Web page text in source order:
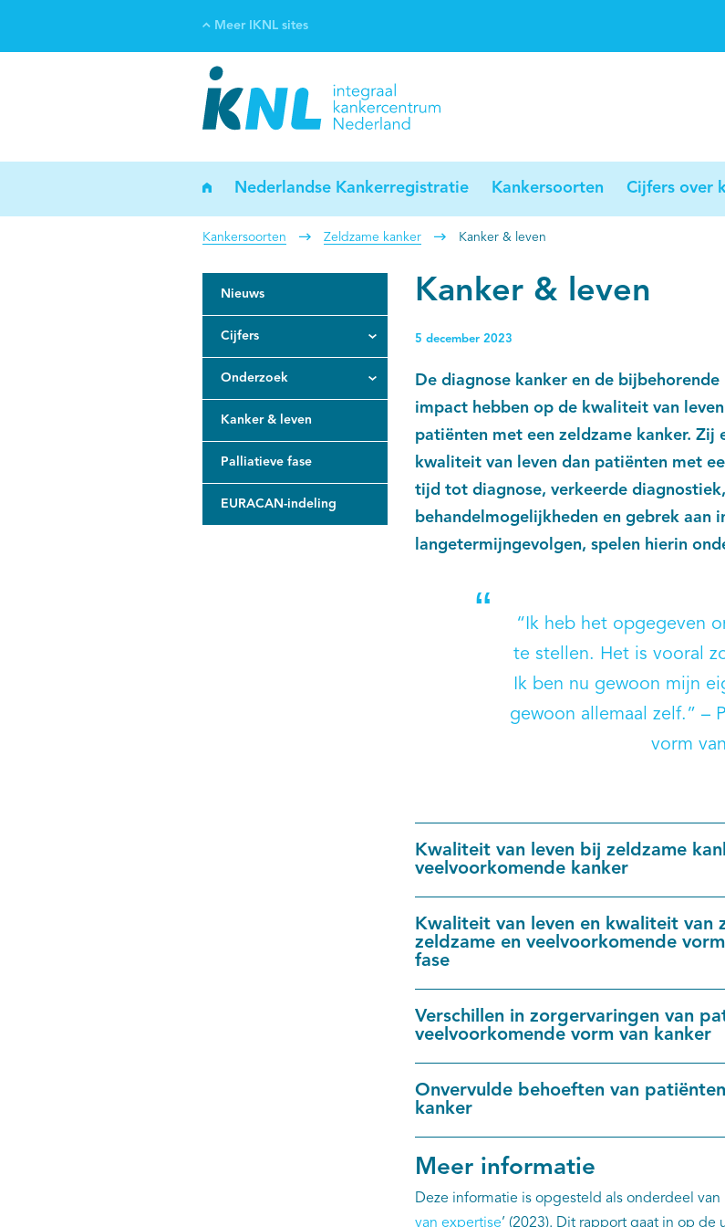
kanker
Meer IKNL sites
Nederlandse Kankerregistratie Kankersoorten Cijfers over
Kankersoorten Zeldzame kanker Kanker & leven
Nieuws
Cijfers
Onderzoek
Kanker & leven
Palliatieve fase
EURACAN-indeling
Kanker & leven
5 december 2023
De diagnose kanker en de
impact hebben op de kwaliteit van
patiënten met een zeldzame kanker. Zij
kwaliteit van leven dan patiënten met
tijd tot diagnose, verkeerde
behandelmogelijkheden en gebrek aan
langetermijngevolgen, spelen hierin
“Ik heb het opgegeven
te stellen. Het is vooral
Ik ben nu gewoon mijn
gewoon allemaal zelf.” –
vorm
Kwaliteit van leven bij zeldzame
veelvoorkomende kanker
Kwaliteit van leven en kwaliteit van
zeldzame en veelvoorkomende
fase
Verschillen in zorgervaringen van
veelvoorkomende vorm van kanker
Onvervulde behoeften van
kanker
Meer informatie
Deze informatie is opgesteld als onderdeel van
van expertise’ (2023). Dit rapport gaat in op